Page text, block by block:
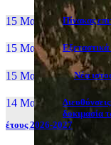
15 Μαι, 26 Πίνακας
15 Μαι, 26 Εξεταστικά
15 Μαι, 2026 Νέα
14 Μαι, 26
δοκιμασία
έτους 2026-2027